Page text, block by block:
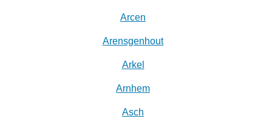
Arcen
Arensgenhout
Arkel
Arnhem
Asch